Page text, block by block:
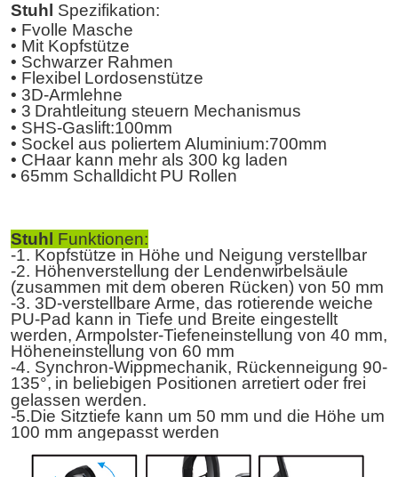
Stuhl Spezifikation:
• Fvolle Masche
• Mit Kopfstütze
• Schwarzer Rahmen
• Flexibel Lordosenstütze
• 3D-Armlehne
• 3 Drahtleitung steuern Mechanismus
• SHS-Gaslift:100mm
• Sockel aus poliertem Aluminium:700mm
• CHaar kann mehr als 300 kg laden
• 65mm Schalldicht PU Rollen
Stuhl Funktionen:
-1. Kopfstütze in Höhe und Neigung verstellbar
-2. Höhenverstellung der Lendenwirbelsäule
(zusammen mit dem oberen Rücken) von 50 mm
-3. 3D-verstellbare Arme, das rotierende weiche
PU-Pad kann in Tiefe und Breite eingestellt
werden, Armpolster-Tiefeneinstellung von 40 mm,
Höheneinstellung von 60 mm
-4. Synchron-Wippmechanik, Rückenneigung 90-
135°, in beliebigen Positionen arretiert oder frei
gelassen werden.
-5.Die Sitztiefe kann um 50 mm und die Höhe um
100 mm angepasst werden